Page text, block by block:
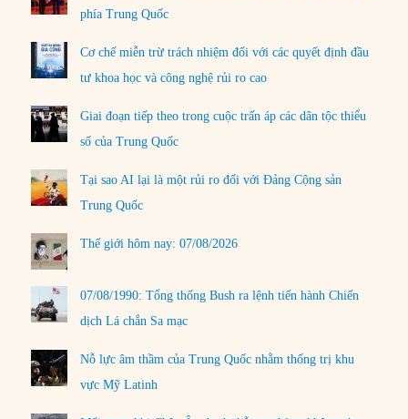
phía Trung Quốc
Cơ chế miễn trừ trách nhiệm đối với các quyết định đầu
tư khoa học và công nghệ rủi ro cao
Giai đoạn tiếp theo trong cuộc trấn áp các dân tộc thiểu
số của Trung Quốc
Tại sao AI lại là một rủi ro đối với Đảng Cộng sản
Trung Quốc
Thế giới hôm nay: 07/08/2026
07/08/1990: Tổng thống Bush ra lệnh tiến hành Chiến
dịch Lá chắn Sa mạc
Nỗ lực âm thầm của Trung Quốc nhằm thống trị khu
vực Mỹ Latinh